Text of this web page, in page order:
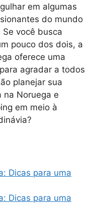
em algumas
do mundo
você busca
pouco dos dois, a
oferece uma
agradar a todos
planejar sua
na Noruega e
em meio à
Dicas para uma
Dicas para uma